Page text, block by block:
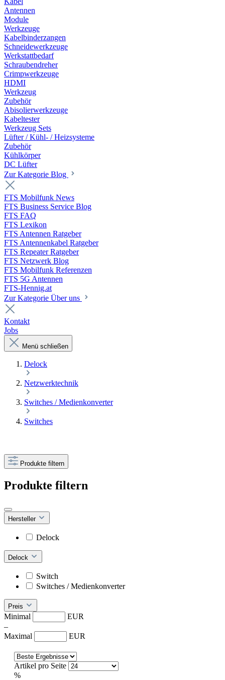
Antennen
Module
Werkzeuge
Kabelbinderzangen
Schneidewerkzeuge
Werkstattbedarf
Schraubendreher
Crimpwerkzeuge
HDMI
Werkzeug
Zubehör
Abisolierwerkzeuge
Kabeltester
Werkzeug Sets
Lüfter / Kühl- / Heizsysteme
Zubehör
Kühlkörper
DC Lüfter
Zur Kategorie Blog
FTS Mobilfunk News
FTS Business Service Blog
FTS FAQ
FTS Lexikon
FTS Antennen Ratgeber
FTS Antennenkabel Ratgeber
FTS Repeater Ratgeber
FTS Netzwerk Blog
FTS Mobilfunk Referenzen
FTS 5G Antennen
FTS-Hennig.at
Zur Kategorie Über uns
Kontakt
Jobs
Menü schließen
Delock
Netzwerktechnik
Switches / Medienkonverter
Switches
Produkte filtern
Produkte filtern
Hersteller
Delock
Delock
Switch
Switches / Medienkonverter
Preis
Minimal
EUR
–
Maximal
EUR
Artikel pro Seite
%